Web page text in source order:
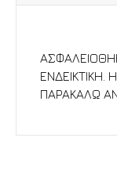
ΕΝΔΕΙΚΤΙΚΗ.
ΠΑΡΑΚΑΛΩ